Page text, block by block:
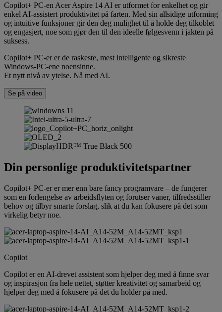
Copilot+ PC-en Acer Aspire 14 AI er utformet for enkelhet og gir
enkel AI-assistert produktivitet på farten. Med sin allsidige utforming
og intuitive funksjoner gir den deg mulighet til å holde deg tilkoblet
og engasjert, noe som gjør den til den ideelle følgesvenn i jakten på
suksess.
Copilot+ PC-er er de raskeste, mest intelligente og sikreste
Windows-PC-ene noensinne.
Et nytt nivå av ytelse. Nå med AI.
Se på video
Din personlige produktivitetspartner
Copilot+ PC-er er mer enn bare fancy programvare – de fungerer
som en forlengelse av arbeidsflyten og forutser vaner, tilfredsstiller
behov og tilbyr smarte forslag, slik at du kan fokusere på det som
virkelig betyr noe.
Copilot
Copilot er en AI-drevet assistent som hjelper deg med å finne svar
og inspirasjon fra hele nettet, støtter kreativitet og samarbeid og
hjelper deg med å fokusere på det du holder på med.